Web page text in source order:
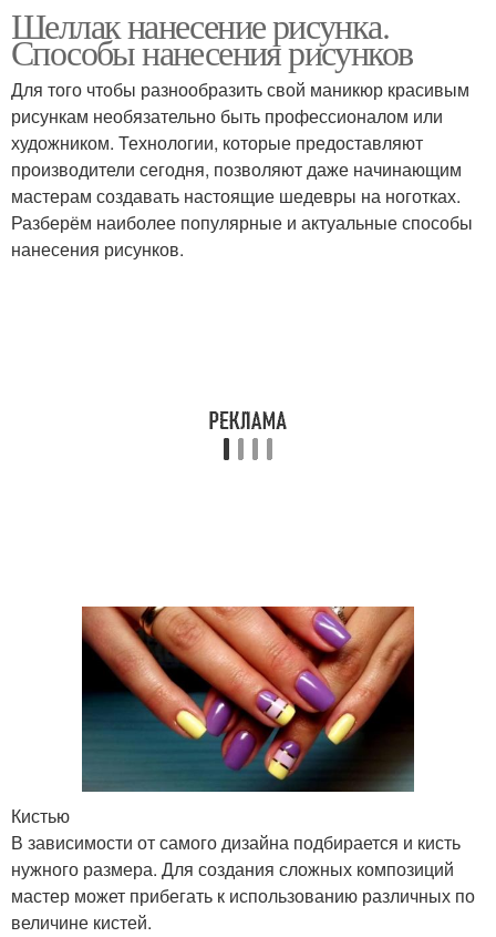
Шеллак нанесение рисунка.
Способы нанесения рисунков
Для того чтобы разнообразить свой маникюр красивым
рисункам необязательно быть профессионалом или
художником. Технологии, которые предоставляют
производители сегодня, позволяют даже начинающим
мастерам создавать настоящие шедевры на ноготках.
Разберём наиболее популярные и актуальные способы
нанесения рисунков.
Кистью
В зависимости от самого дизайна подбирается и кисть
нужного размера. Для создания сложных композиций
мастер может прибегать к использованию различных по
величине кистей.